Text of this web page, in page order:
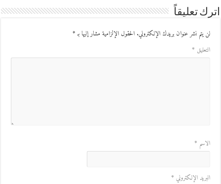
تعليقاً
يتم نشر عنوان بريدك الإلكتروني.الحقول الإلزامية مشار إليها بـ*
*
*
الإلكتروني*